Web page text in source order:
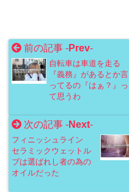
前の記事 -Prev-
自転車は車道を走る
『義務』があるとか言
ってるの『はぁ？』っ
て思うわ
次の記事 -Next-
フィニッシュライン
セラミックウェットル
ブは選ばれし者の為の
オイルだった